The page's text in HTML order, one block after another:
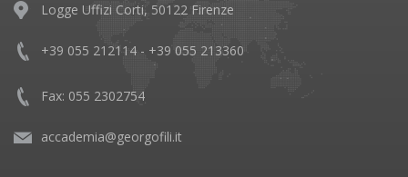
Logge Uffizi Corti, 50122 Firenze
+39 055 212114 - +39 055 213360
Fax: 055 2302754
accademia@georgofili.it